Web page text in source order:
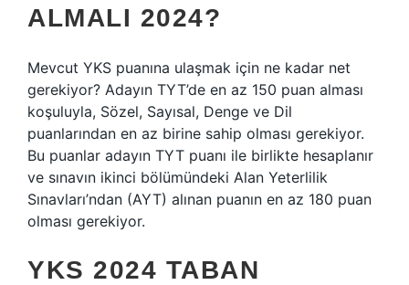
ALMALI 2024?
Mevcut YKS puanına ulaşmak için ne kadar net
gerekiyor? Adayın TYT’de en az 150 puan alması
koşuluyla, Sözel, Sayısal, Denge ve Dil
puanlarından en az birine sahip olması gerekiyor.
Bu puanlar adayın TYT puanı ile birlikte hesaplanır
ve sınavın ikinci bölümündeki Alan Yeterlilik
Sınavları’ndan (AYT) alınan puanın en az 180 puan
olması gerekiyor.
YKS 2024 TABAN